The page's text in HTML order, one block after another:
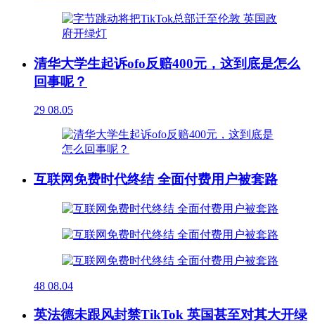
清华大学生起诉ofo反赔400元，这到底是怎么
回事呢？
29 08.05
互联网免费时代终结 全面付费用户被套路
48 08.04
英法德未跟风封禁TikTok 英国甚至对其大开绿